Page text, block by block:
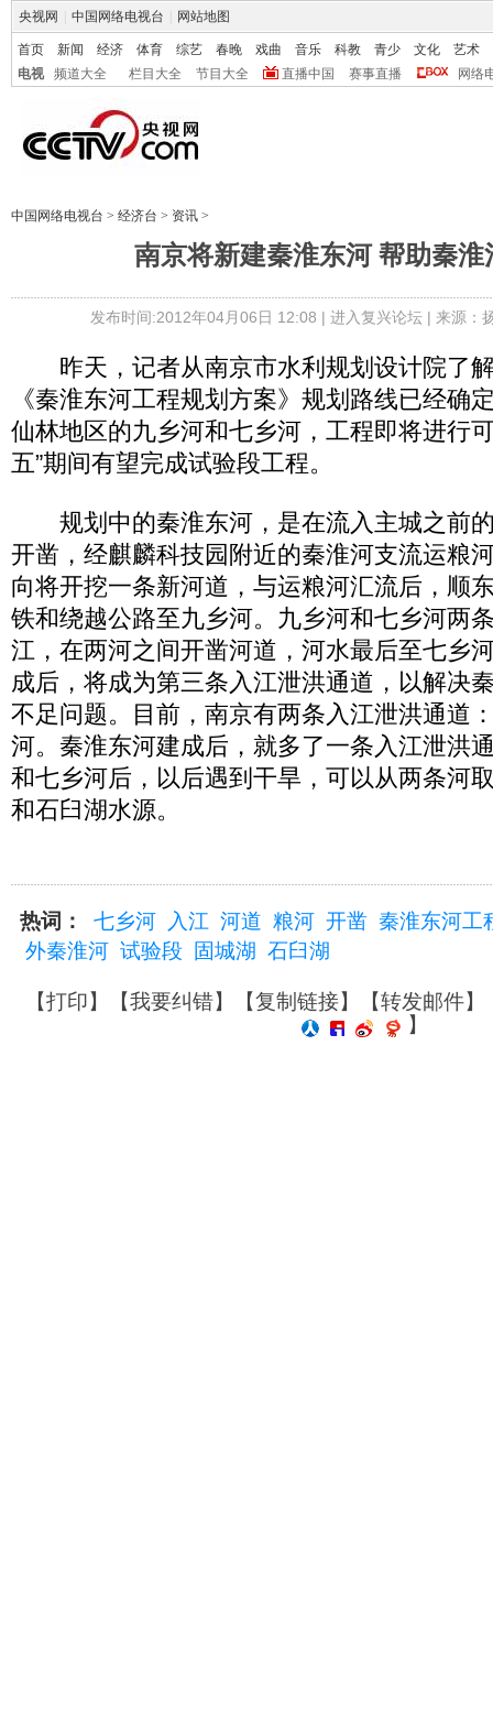
央视网 中国网络电视台 网站地图
首页 新闻 经济 体育 综艺 春晚 戏曲 音乐 科教 青少 文化
艺术
电视
频道大全 栏目大全 节目大全 直播中国 赛事直播 网络
中国网络电视台 > 经济台 > 资讯 >
南京将新建秦淮东河 帮助秦淮
发布时间:2012年04月06日 12:08 | 进入复兴论坛| 来源：
昨天，记者从南京市水利规划设计院了
《秦淮东河工程规划方案》规划路线已经确
仙林地区的九乡河和七乡河，工程即将进行
五”期间有望完成试验段工程。
规划中的秦淮东河，是在流入主城之前
开凿，经麒麟科技园附近的秦淮河支流运粮
向将开挖一条新河道，与运粮河汇流后，顺
铁和绕越公路至九乡河。九乡河和七乡河两
江，在两河之间开凿河道，河水最后至七乡
成后，将成为第三条入江泄洪通道，以解决
不足问题。目前，南京有两条入江泄洪通道
河。秦淮东河建成后，就多了一条入江泄洪
和七乡河后，以后遇到干旱，可以从两条河
和石臼湖水源。
热词： 七乡河 入江 河道 粮河 开凿 秦淮东河工
外秦淮河 试验段 固城湖 石臼湖
【打印】【我要纠错】【复制链接】【转发邮件】
】